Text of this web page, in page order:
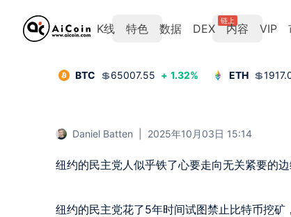
K线 特色 数据 DEX
链上
内容 VIP
BTC 💲65007.55 + 1.32% ETH 💲
Daniel Batten 2025年10月03日 15:14
纽约的民主党人似乎铁了心要走向无关紧要的边
纽约的民主党花了5年时间试图禁止比特币挖